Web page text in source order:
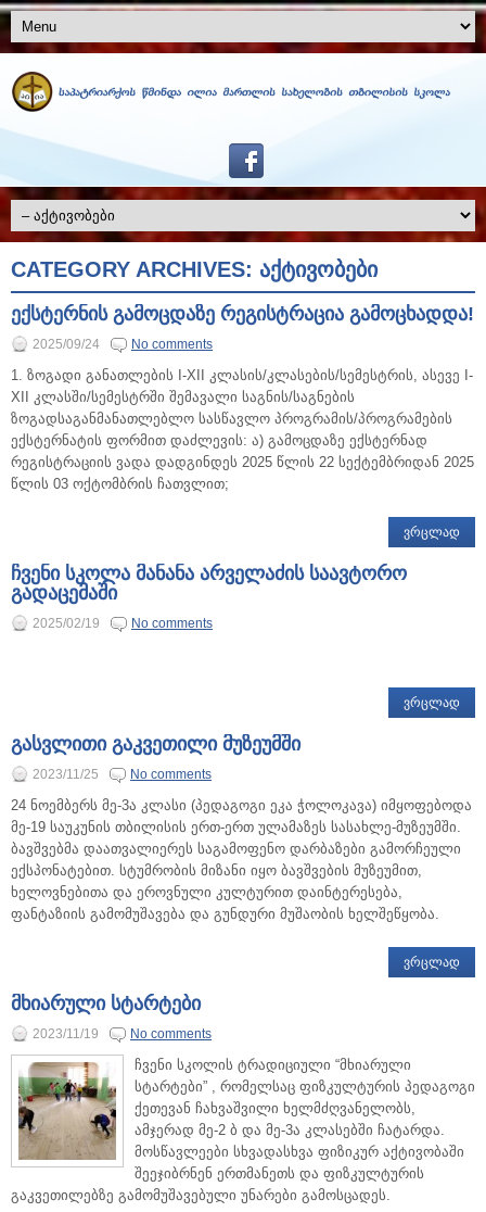
CATEGORY ARCHIVES: ᲐᲥᲢᲘᲕᲝᲑᲔᲑᲘ
ექსტერნის გამოცდაზე რეგისტრაცია გამოცხადდა!
2025/09/24 No comments
1. ზოგადი განათლების I-XII კლასის/კლასების/სემესტრის, ასევე I-
XII კლასში/სემესტრში შემავალი საგნის/საგნების
ზოგადსაგანმანათლებლო სასწავლო პროგრამის/პროგრამების
ექსტერნატის ფორმით დაძლევის: ა) გამოცდაზე ექსტერნად
რეგისტრაციის ვადა დადგინდეს 2025 წლის 22 სექტემბრიდან 2025
წლის 03 ოქტომბრის ჩათვლით;
ᲕᲠᲪᲚᲐᲓ
ჩვენი სკოლა მანანა არველაძის საავტორო
გადაცემაში
2025/02/19 No comments
ᲕᲠᲪᲚᲐᲓ
გასვლითი გაკვეთილი მუზეუმში
2023/11/25 No comments
24 ნოემბერს მე-3ა კლასი (პედაგოგი ეკა ჭოლოკავა) იმყოფებოდა
მე-19 საუკუნის თბილისის ერთ-ერთ ულამაზეს სასახლე-მუზეუმში.
ბავშვებმა დაათვალიერეს საგამოფენო დარბაზები გამორჩეული
ექსპონატებით. სტუმრობის მიზანი იყო ბავშვების მუზეუმით,
ხელოვნებითა და ეროვნული კულტურით დაინტერესება,
ფანტაზიის გამომუშავება და გუნდური მუშაობის ხელშეწყობა.
ᲕᲠᲪᲚᲐᲓ
მხიარული სტარტები
2023/11/19 No comments
ჩვენი სკოლის ტრადიციული “მხიარული
სტარტები” , რომელსაც ფიზკულტურის პედაგოგი
ქეთევან ჩახვაშვილი ხელმძღვანელობს,
ამჯერად მე-2 ბ და მე-3ა კლასებში ჩატარდა.
მოსწავლეები სხვადასხვა ფიზიკურ აქტივობაში
შეეჯიბრნენ ერთმანეთს და ფიზკულტურის
გაკვეთილებზე გამომუშავებული უნარები გამოსცადეს.